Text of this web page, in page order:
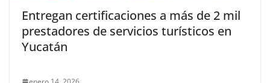
Entregan certificaciones a más de 2 mil
prestadores de servicios turísticos en
Yucatán